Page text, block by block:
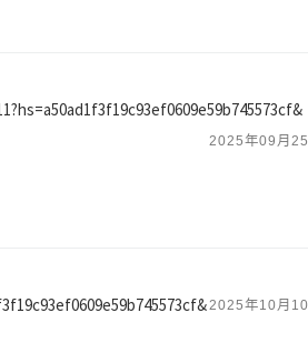
2025年09月
2025年10月